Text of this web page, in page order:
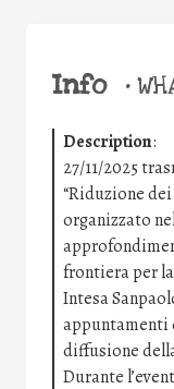
Info •
Description:
27/11/2025
“Riduzione
organizzato
frontiera per
Intesa
appuntamenti
diffusione
Durante